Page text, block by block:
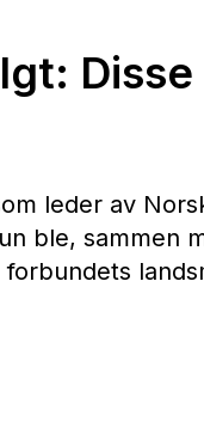
leder av
ble, sammen